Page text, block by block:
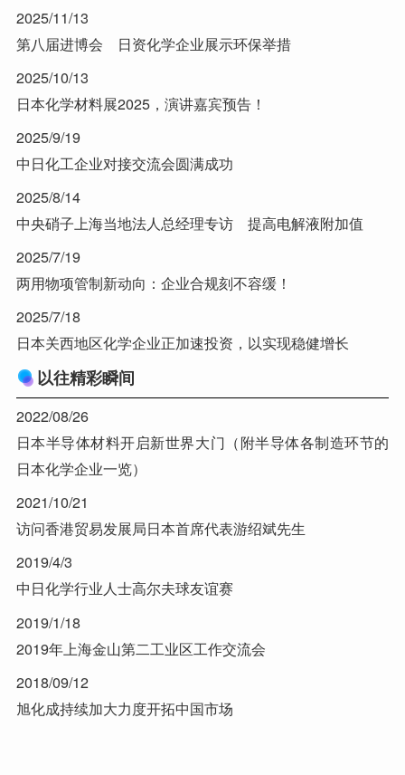
2025/11/13
第八届进博会 日资化学企业展示环保举措
2025/10/13
日本化学材料展2025，演讲嘉宾预告！
2025/9/19
中日化工企业对接交流会圆满成功
2025/8/14
中央硝子上海当地法人总经理专访 提高电解液附加值
2025/7/19
两用物项管制新动向：企业合规刻不容缓！
2025/7/18
日本关西地区化学企业正加速投资，以实现稳健增长
以往精彩瞬间
2022/08/26
日本半导体材料开启新世界大门（附半导体各制造环节的
日本化学企业一览）
2021/10/21
访问香港贸易发展局日本首席代表游绍斌先生
2019/4/3
中日化学行业人士高尔夫球友谊赛
2019/1/18
2019年上海金山第二工业区工作交流会
2018/09/12
旭化成持续加大力度开拓中国市场